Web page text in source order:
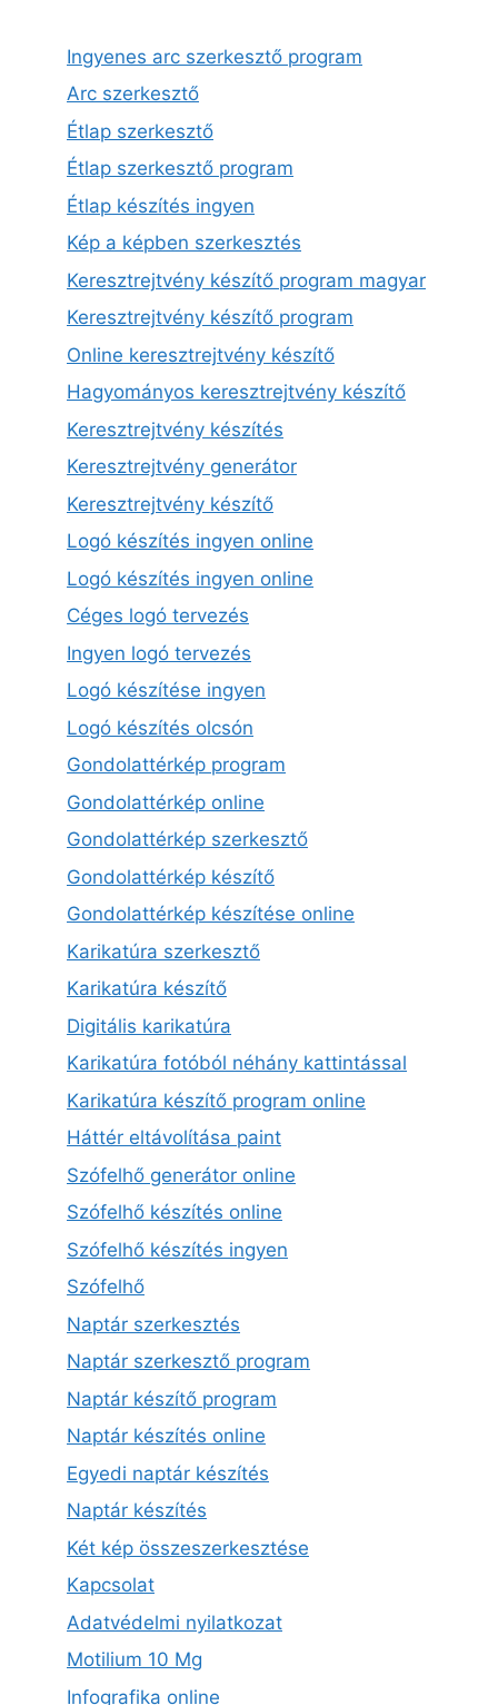
Ingyenes arc szerkesztő program
Arc szerkesztő
Étlap szerkesztő
Étlap szerkesztő program
Étlap készítés ingyen
Kép a képben szerkesztés
Keresztrejtvény készítő program magyar
Keresztrejtvény készítő program
Online keresztrejtvény készítő
Hagyományos keresztrejtvény készítő
Keresztrejtvény készítés
Keresztrejtvény generátor
Keresztrejtvény készítő
Logó készítés ingyen online
Logó készítés ingyen online
Céges logó tervezés
Ingyen logó tervezés
Logó készítése ingyen
Logó készítés olcsón
Gondolattérkép program
Gondolattérkép online
Gondolattérkép szerkesztő
Gondolattérkép készítő
Gondolattérkép készítése online
Karikatúra szerkesztő
Karikatúra készítő
Digitális karikatúra
Karikatúra fotóból néhány kattintással
Karikatúra készítő program online
Háttér eltávolítása paint
Szófelhő generátor online
Szófelhő készítés online
Szófelhő készítés ingyen
Szófelhő
Naptár szerkesztés
Naptár szerkesztő program
Naptár készítő program
Naptár készítés online
Egyedi naptár készítés
Naptár készítés
Két kép összeszerkesztése
Kapcsolat
Adatvédelmi nyilatkozat
Motilium 10 Mg
Infografika online